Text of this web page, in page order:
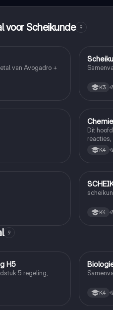
voor Scheikunde 9
van Avogadro +
K3
Dit
K4
K4
9
H5
5 regeling,
K4